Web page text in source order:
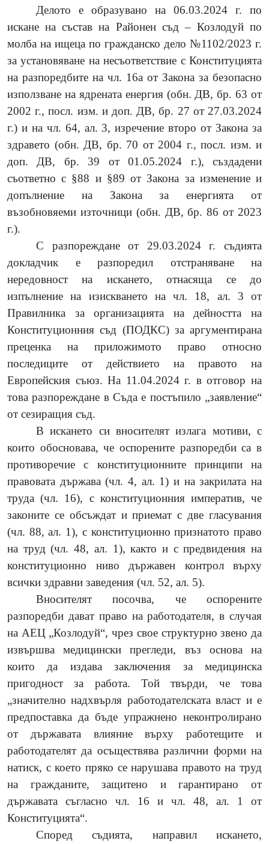
Делото е образувано на 06.03.2024 г. по
искане на състав на Районен съд – Козлодуй по
молба на ищеца по гражданско дело №1102/2023 г.
за установяване на несъответствие с Конституцията
на разпоредбите на чл. 16а от Закона за безопасно
използване на ядрената енергия (обн. ДВ, бр. 63 от
2002 г., посл. изм. и доп. ДВ, бр. 27 от 27.03.2024
г.) ина чл. 64, ал. 3, изречение второ от Закона за
здравето (обн. ДВ, бр. 70 от 2004 г., посл. изм. и
доп. ДВ, бр. 39 от 01.05.2024 г.), създадени
съответно с §88 и §89 от Закона за изменение и
допълнение на Закона за енергията от
възобновяеми източници (обн. ДВ, бр. 86 от 2023
г.).
С разпореждане от 29.03.2024 г. съдията
докладчик е разпоредил отстраняване на
нередовност на искането, отнасяща се до
изпълнение на изискването на чл. 18, ал. 3 от
Правилника за организацията на дейността на
Конституционния съд (ПОДКС) за аргументирана
преценка на приложимото право относно
последиците от действието на правото на
Европейския съюз. На 11.04.2024 г. в отговор на
това разпореждане в Съда е постъпило „заявление“
от сезиращия съд.
В искането си вносителят излага мотиви, с
които обосновава, че оспорените разпоредби са в
противоречие с конституционните принципи на
правовата държава (чл. 4, ал. 1) и на закрилата на
труда (чл. 16), с конституционния императив, че
законите се обсъждат и приемат с две гласувания
(чл. 88, ал. 1), с конституционно признатото право
на труд (чл. 48, ал. 1), както и с предвидения на
конституционно ниво държавен контрол върху
всички здравни заведения (чл. 52, ал. 5).
Вносителят посочва, че оспорените
разпоредби дават право на работодателя, в случая
на АЕЦ „Козлодуй“, чрез свое структурно звено да
извършва медицински прегледи, въз основа на
които да издава заключения за медицинска
пригодност за работа. Той твърди, че това
„значително надхвърля работодателската власт и е
предпоставка да бъде упражнено неконтролирано
от държавата влияние върху работещите и
работодателят да осъществява различни форми на
натиск, с което пряко се нарушава правото на труд
на гражданите, защитено и гарантирано от
държавата съгласно чл. 16 и чл. 48, ал. 1 от
Конституцията“.
Според съдията, направил искането,